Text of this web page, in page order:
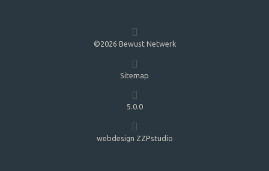
©2026 Bewust Netwerk
Sitemap
5.0.0
webdesign ZZPstudio